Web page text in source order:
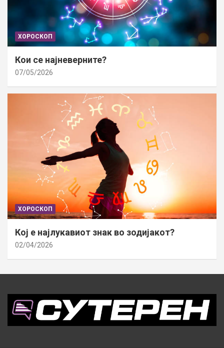
ХОРОСКОП
Кои се најневерните?
07/05/2026
ХОРОСКОП
Кој е најлукавиот знак во зодијакот?
02/04/2026